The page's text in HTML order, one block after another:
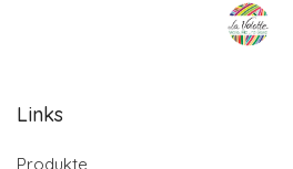
Links
Produkte